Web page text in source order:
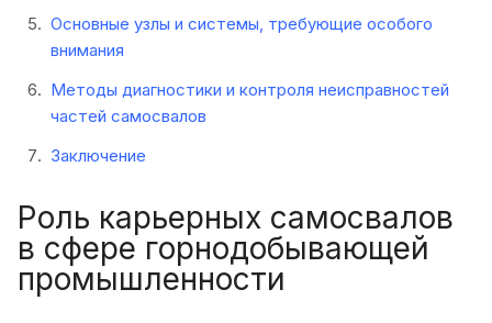
Основные узлы и системы, требующие особого
внимания
Методы диагностики и контроля неисправностей
частей самосвалов
Заключение
Роль карьерных самосвалов
в сфере горнодобывающей
промышленности